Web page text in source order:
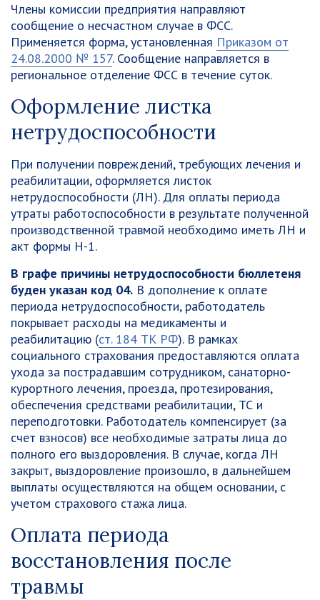
Члены комиссии предприятия направляют
сообщение о несчастном случае в ФСС.
Применяется форма, установленная Приказом от
24.08.2000 № 157. Сообщение направляется в
региональное отделение ФСС в течение суток.
Оформление листка
нетрудоспособности
При получении повреждений, требующих лечения и
реабилитации, оформляется листок
нетрудоспособности (ЛН). Для оплаты периода
утраты работоспособности в результате полученной
производственной травмой необходимо иметь ЛН и
акт формы Н-1.
В графе причины нетрудоспособности бюллетеня
буден указан код 04. В дополнение к оплате
периода нетрудоспособности, работодатель
покрывает расходы на медикаменты и
реабилитацию (ст. 184 ТК РФ). В рамках
социального страхования предоставляются оплата
ухода за пострадавшим сотрудником, санаторно-
курортного лечения, проезда, протезирования,
обеспечения средствами реабилитации, ТС и
переподготовки. Работодатель компенсирует (за
счет взносов) все необходимые затраты лица до
полного его выздоровления. В случае, когда ЛН
закрыт, выздоровление произошло, в дальнейшем
выплаты осуществляются на общем основании, с
учетом страхового стажа лица.
Оплата периода
восстановления после
травмы